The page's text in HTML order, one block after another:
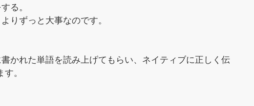
る。
りずっと大事なのです。
かれた単語を読み上げてもらい、ネイティブに正しく伝
。